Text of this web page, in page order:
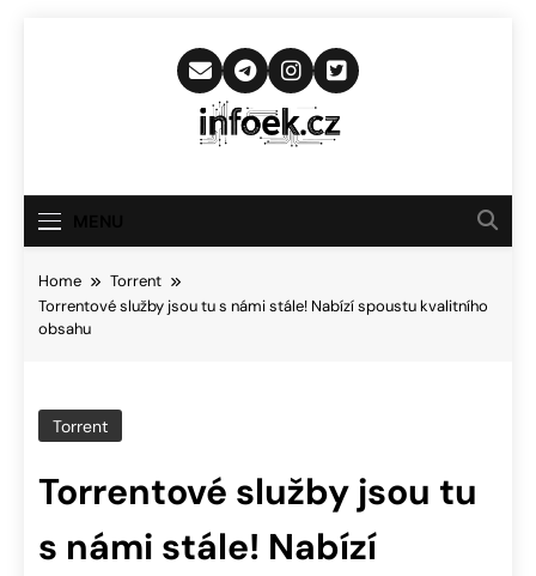
Infoek.cz
Novinkám
Home
Torrent
Torrentové služby jsou tu s námi stále! Nabízí spoustu kvalitního
obsahu
Torrent
Torrentové služby jsou tu
s námi stále! Nabízí